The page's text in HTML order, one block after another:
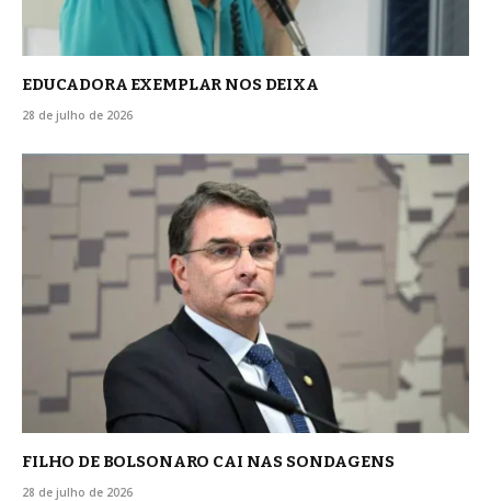
EDUCADORA EXEMPLAR NOS DEIXA
28 de julho de 2026
FILHO DE BOLSONARO CAI NAS SONDAGENS
28 de julho de 2026